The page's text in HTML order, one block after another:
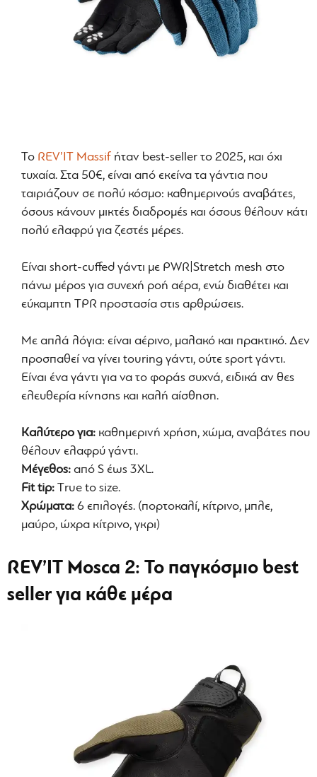
Το REV’IT Massif ήταν best-seller το 2025, και όχι
τυχαία. Στα 50€, είναι από εκείνα τα γάντια που
ταιριάζουν σε πολύ κόσμο: καθημερινούς αναβάτες,
όσους κάνουν μικτές διαδρομές και όσους θέλουν κάτι
πολύ ελαφρύ για ζεστές μέρες.
Είναι short-cuffed γάντι με PWR|Stretch mesh στο
πάνω μέρος για συνεχή ροή αέρα, ενώ διαθέτει και
εύκαμπτη TPR προστασία στις αρθρώσεις.
Με απλά λόγια: είναι αέρινο, μαλακό και πρακτικό. Δεν
προσπαθεί να γίνει touring γάντι, ούτε sport γάντι.
Είναι ένα γάντι για να το φοράς συχνά, ειδικά αν θες
ελευθερία κίνησης και καλή αίσθηση.
Καλύτερο για: καθημερινή χρήση, χώμα, αναβάτες που
θέλουν ελαφρύ γάντι.
Μέγεθος: από S έως 3XL.
Fit tip: Τrue to size.
Χρώματα: 6 επιλογές. (πορτοκαλί, κίτρινο, μπλε,
μαύρο, ώχρα κίτρινο, γκρι)
REV’IT Mosca 2: Το παγκόσμιο best
seller για κάθε μέρα